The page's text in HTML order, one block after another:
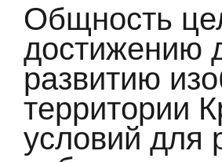
Общность
достижению
развитию
территории
условий для